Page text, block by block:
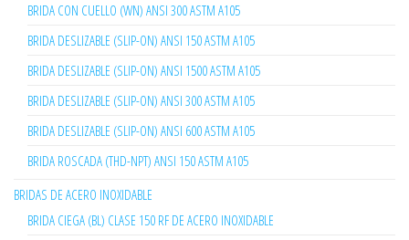
BRIDA CON CUELLO (WN) ANSI 300 ASTM A105
BRIDA DESLIZABLE (SLIP-ON) ANSI 150 ASTM A105
BRIDA DESLIZABLE (SLIP-ON) ANSI 1500 ASTM A105
BRIDA DESLIZABLE (SLIP-ON) ANSI 300 ASTM A105
BRIDA DESLIZABLE (SLIP-ON) ANSI 600 ASTM A105
BRIDA ROSCADA (THD-NPT) ANSI 150 ASTM A105
BRIDAS DE ACERO INOXIDABLE
BRIDA CIEGA (BL) CLASE 150 RF DE ACERO INOXIDABLE